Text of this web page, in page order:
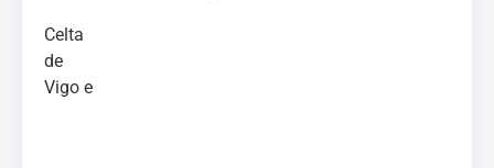
Celta
de
Vigo e